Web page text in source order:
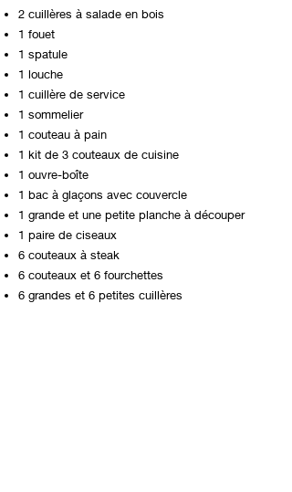
2 cuillères à salade en bois
1 fouet
1 spatule
1 louche
1 cuillère de service
1 sommelier
1 couteau à pain
1 kit de 3 couteaux de cuisine
1 ouvre-boîte
1 bac à glaçons avec couvercle
1 grande et une petite planche à découper
1 paire de ciseaux
6 couteaux à steak
6 couteaux et 6 fourchettes
6 grandes et 6 petites cuillères